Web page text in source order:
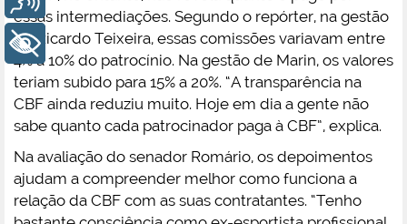
essas intermediações. Segundo o repórter, na gestão
de Ricardo Teixeira, essas comissões variavam entre
4% a 10% do patrocínio. Na gestão de Marin, os valores
teriam subido para 15% a 20%. “A transparência na
CBF ainda reduziu muito. Hoje em dia a gente não
sabe quanto cada patrocinador paga à CBF”, explica.
Na avaliação do senador Romário, os depoimentos
ajudam a compreender melhor como funciona a
relação da CBF com as suas contratantes. “Tenho
+ Acessibilidade